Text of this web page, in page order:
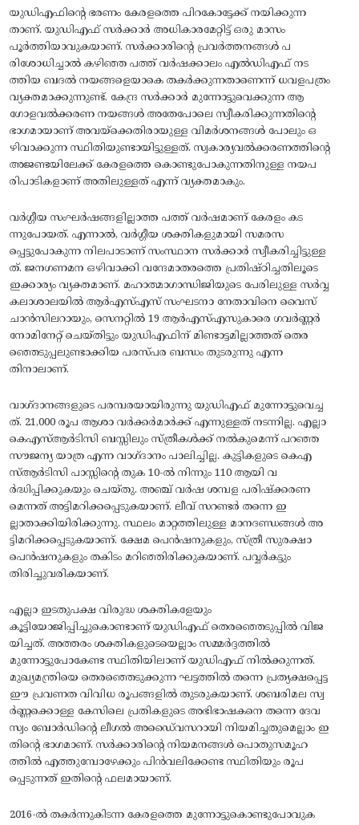
യുഡിഎഫിന്റെ ഭരണം കേരളത്തെ പിറകോട്ടേക്ക്‌ നയിക്കുന്ന
താണ്. യുഡിഎഫ്‌ സര്‍ക്കാര്‍ അധികാരമേറ്റിട്ട്‌ ഒരു മാസം
പൂര്‍ത്തിയാവുകയാണ്‌. സര്‍ക്കാരിന്റെ പ്രവര്‍ത്തനങ്ങള്‍ പ
രിശോധിച്ചാല്‍ കഴിഞ്ഞ പത്ത്‌ വര്‍ഷക്കാലം എല്‍ഡിഎഫ്‌ നട
ത്തിയ ബദല്‍ നയങ്ങളെയാകെ തകര്‍ക്കുന്നതാണെന്ന്‌ ധവളപത്രം
വ്യക്തമാക്കുന്നുണ്ട്‌. കേന്ദ്ര സര്‍ക്കാര്‍ മുന്നോട്ടുവെക്കുന്ന ആ
ഗോളവല്‍ക്കരണ നയങ്ങള്‍ അതേപോലെ സ്വീകരിക്കുന്നതിന്റെ
ഭാഗമായാണ്‌ അവയ്‌ക്കെതിരായുള്ള വിമര്‍ശനങ്ങള്‍ പോലും ഒ
ഴിവാക്കുന്ന സ്ഥിതിയുണ്ടായിട്ടുള്ളത്‌. സ്വകാര്യവല്‍ക്കരണത്തിന്റെ
അജണ്ടയിലേക്ക്‌ കേരളത്തെ കൊണ്ടുപോകുന്നതിനുള്ള നയപ
രിപാടികളാണ്‌ അതിലുള്ളത്‌ എന്ന്‌ വ്യക്തമാകും.
വര്‍ഗ്ഗീയ സംഘര്‍ഷങ്ങളില്ലാത്ത പത്ത്‌ വര്‍ഷമാണ്‌ കേരളം കട
ന്നുപോയത്‌. എന്നാല്‍, വര്‍ഗ്ഗീയ ശക്തികളുമായി സമരസ
പ്പെട്ടുപോകുന്ന നിലപാടാണ്‌ സംസ്ഥാന സര്‍ക്കാര്‍ സ്വീകരിച്ചിട്ടുള്ള
ത്‌. ജനഗണമന ഒഴിവാക്കി വന്ദേമാതരത്തെ പ്രതിഷ്‌ഠിച്ചതിലൂടെ
ഇക്കാര്യം വ്യക്തമാണ്‌. മഹാത്മാഗാന്ധിജിയുടെ പേരിലുള്ള സര്‍വ്വ
കലാശാലയില്‍ ആര്‍എസ്‌എസ്‌ സംഘടനാ നേതാവിനെ വൈസ്‌
ചാന്‍സിലറായും, സെനറ്റില്‍ 19 ആര്‍എസ്‌എസുകാരെ ഗവര്‍ണ്ണര്‍
നോമിനേറ്റ്‌ ചെയ്‌തിട്ടും യുഡിഎഫിന്‌ മിണ്ടാട്ടമില്ലാത്തത്‌ തെര
ഞ്ഞെടുപ്പലുണ്ടാക്കിയ പരസ്‌പര ബന്ധം തുടരുന്നു എന്ന
തിനാലാണ്‌.
വാഗ്‌ദാനങ്ങളുടെ പരമ്പരയായിരുന്നു യുഡിഎഫ്‌ മുന്നോട്ടുവെച്ച
ത്‌. 21,000 രൂപ ആശാ വര്‍ക്കര്‍മാര്‍ക്ക്‌ എന്നുള്ളത്‌ നടന്നില്ല. എല്ലാ
കെഎസ്‌ആര്‍ടിസി ബസ്സിലും സ്‌ത്രീകള്‍ക്ക്‌ നല്‍കുമെന്ന്‌ പറഞ്ഞ
സൗജന്യ യാത്ര എന്ന വാഗ്‌ദാനം പാലിച്ചില്ല. കുട്ടികളുടെ കെഎ
സ്‌ആര്‍ടിസി പാസ്സിന്റെ തുക 10-ല്‍ നിന്നും 110 ആയി വ
ര്‍ദ്ധിപ്പിക്കുകയും ചെയ്‌തു. അഞ്ച്‌ വര്‍ഷ ശമ്പള പരിഷ്‌ക്കരണ
മെന്നത്‌ അട്ടിമറിക്കപ്പെടുകയാണ്‌. ലീവ്‌ സറണ്ടര്‍ തന്നെ ഇ
ല്ലാതാക്കിയിരിക്കുന്നു. സ്ഥലം മാറ്റത്തിലുള്ള മാനദണ്ഡങ്ങള്‍ അ
ട്ടിമറിക്കപ്പെടുകയാണ്‌. ക്ഷേമ പെന്‍ഷനുകളും, സ്‌ത്രീ സുരക്ഷാ
പെന്‍ഷനുകളും തകിടം മറിഞ്ഞിരിക്കുകയാണ്‌. പവ്വര്‍കട്ടും
തിരിച്ചുവരികയാണ്‌.
എല്ലാ ഇടതുപക്ഷ വിരുദ്ധ ശക്തികളേയും
കൂട്ടിയോജിപ്പിച്ചുകൊണ്ടാണ്‌ യുഡിഎഫ്‌ തെരഞ്ഞെടുപ്പില്‍ വിജ
യിച്ചത്‌. അത്തരം ശക്തികളുടെയെല്ലാം സമ്മര്‍ദ്ദത്തില്‍
മുന്നോട്ടുപോകേണ്ട സ്ഥിതിയിലാണ്‌ യുഡിഎഫ്‌ നില്‍ക്കുന്നത്‌.
മുഖ്യമന്ത്രിയെ തെരഞ്ഞെടുക്കുന്ന ഘട്ടത്തില്‍ തന്നെ പ്രത്യക്ഷപ്പെട്ട
ഈ പ്രവണത വിവിധ രൂപങ്ങളില്‍ തുടരുകയാണ്‌. ശബരിമല സ്വ
ര്‍ണ്ണക്കൊള്ള കേസിലെ പ്രതികളുടെ അഭിഭാഷകനെ തന്നെ ദേവ
സ്വം ബോര്‍ഡിന്റെ ലീഗല്‍ അഡൈ്വസറായി നിയമിച്ചതുമെല്ലാം ഇ
തിന്റെ ഭാഗമാണ്‌. സര്‍ക്കാരിന്റെ നിയമനങ്ങള്‍ പൊതുസമൂഹ
ത്തില്‍ എത്തുമ്പോഴേക്കും പിന്‍വലിക്കേണ്ട സ്ഥിതിയും രൂപ
പ്പെടുന്നത്‌ ഇതിന്റെ ഫലമായാണ്‌.
2016-ല്‍ തകര്‍ന്നുകിടന്ന കേരളത്തെ മുന്നോട്ടുകൊണ്ടുപോവുക